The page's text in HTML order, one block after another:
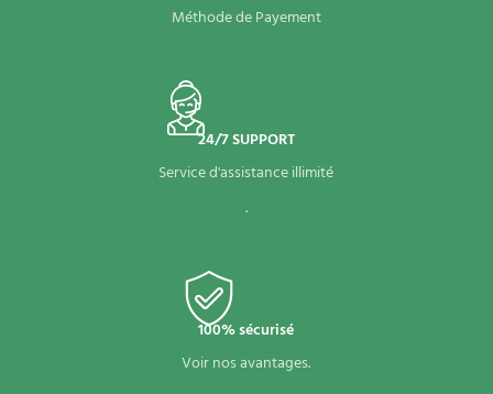
Méthode de Payement
24/7 SUPPORT
Service d'assistance illimité
.
100% sécurisé
Voir nos avantages.